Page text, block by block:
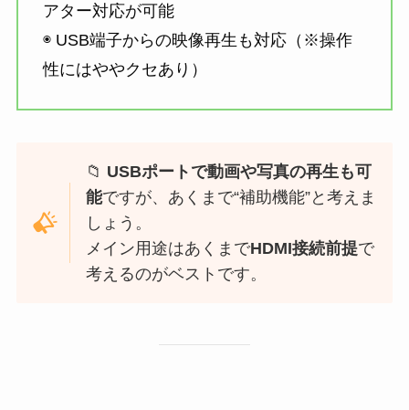
アター対応が可能
◉ USB端子からの映像再生も対応（※操作
性にはややクセあり）
📁 USBポートで動画や写真の再生も可
能ですが、あくまで“補助機能”と考えま
しょう。
メイン用途はあくまでHDMI接続前提で
考えるのがベストです。